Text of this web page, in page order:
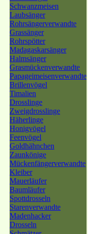
Schwanzmeisen
Laubsänger
Rohrsängerverwandte
Grassänger
Rohrspötter
Madagaskarsänger
Halmsänger
Grasmückenverwandte
Papageimeisenverwandte
Brillenvögel
Timalien
Drosslinge
Zweigdrosslinge
Häherlinge
Honigvögel
Feenvögel
Goldhähnchen
Zaunkönige
Mückenfängerverwandte
Kleiber
Mauerläufer
Baumläufer
Spottdrosseln
Starenverwandte
Madenhacker
Drosseln